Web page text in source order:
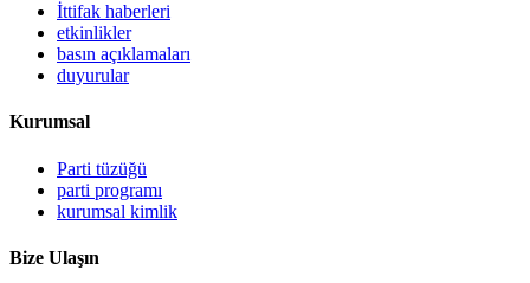
İttifak haberleri
etkinlikler
basın açıklamaları
duyurular
Kurumsal
Parti tüzüğü
parti programı
kurumsal kimlik
Bize Ulaşın